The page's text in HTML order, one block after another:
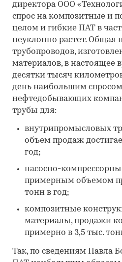
директора ООО
спрос на композитные и
целом и гибкие ПАТ в
неуклонно растет. Общая
трубопроводов,
материалов, в настоящее
десятки тысяч
день наибольшим
нефтедобывающих
трубы для:
внутрипромысловых
объем продаж
год;
насосно-
примерным объемом
тонн в год;
композитные
материалы, продажи
примерно в 3,5 тыс.
Так, по сведениям Павла